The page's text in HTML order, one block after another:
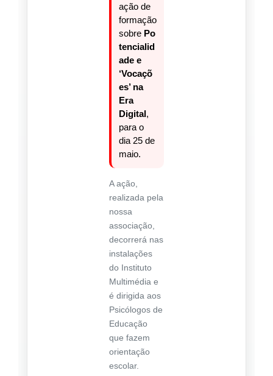
ação de
formação
sobre Po
tencialid
ade e
‘Vocaçõ
es’ na
Era
Digital,
para o
dia 25 de
maio.
A ação,
realizada pela
nossa
associação,
decorrerá nas
instalações
do Instituto
Multimédia e
é dirigida aos
Psicólogos de
Educação
que fazem
orientação
escolar.